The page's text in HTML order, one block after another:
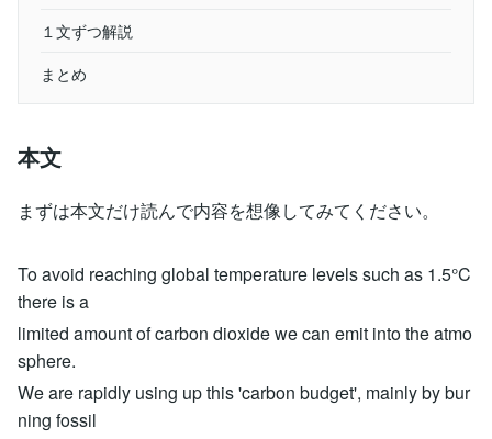
１文ずつ解説
まとめ
本文
まずは本文だけ読んで内容を想像してみてください。
To avoid reaching global temperature levels such as 1.5°C
there is a
limited amount of carbon dioxide we can emit into the atmo
sphere.
We are rapidly using up this 'carbon budget', mainly by bur
ning fossil